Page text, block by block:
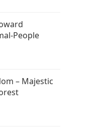
People
– Majestic